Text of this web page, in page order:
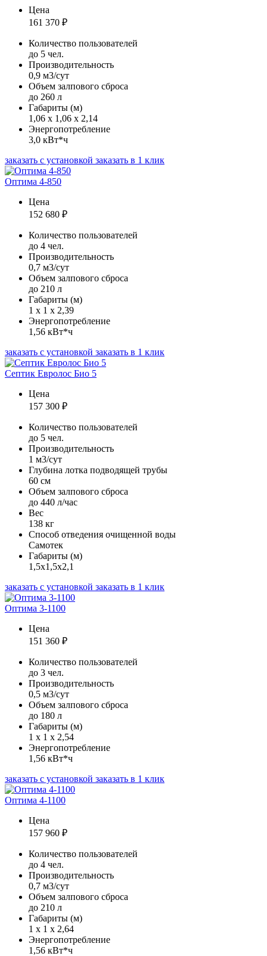
Цена
161 370 ₽
Количество пользователей
до 5 чел.
Производительность
0,9 м3/сут
Объем залпового сброса
до 260 л
Габариты (м)
1,06 х 1,06 х 2,14
Энергопотребление
3,0 кВт*ч
заказать с установкой заказать в 1 клик
Оптима 4-850
Цена
152 680 ₽
Количество пользователей
до 4 чел.
Производительность
0,7 м3/сут
Объем залпового сброса
до 210 л
Габариты (м)
1 х 1 х 2,39
Энергопотребление
1,56 кВт*ч
заказать с установкой заказать в 1 клик
Септик Евролос Био 5
Цена
157 300 ₽
Количество пользователей
до 5 чел.
Производительность
1 м3/сут
Глубина лотка подводящей трубы
60 см
Объем залпового сброса
до 440 л/час
Вес
138 кг
Способ отведения очищенной воды
Самотек
Габариты (м)
1,5х1,5х2,1
заказать с установкой заказать в 1 клик
Оптима 3-1100
Цена
151 360 ₽
Количество пользователей
до 3 чел.
Производительность
0,5 м3/сут
Объем залпового сброса
до 180 л
Габариты (м)
1 х 1 х 2,54
Энергопотребление
1,56 кВт*ч
заказать с установкой заказать в 1 клик
Оптима 4-1100
Цена
157 960 ₽
Количество пользователей
до 4 чел.
Производительность
0,7 м3/сут
Объем залпового сброса
до 210 л
Габариты (м)
1 х 1 х 2,64
Энергопотребление
1,56 кВт*ч